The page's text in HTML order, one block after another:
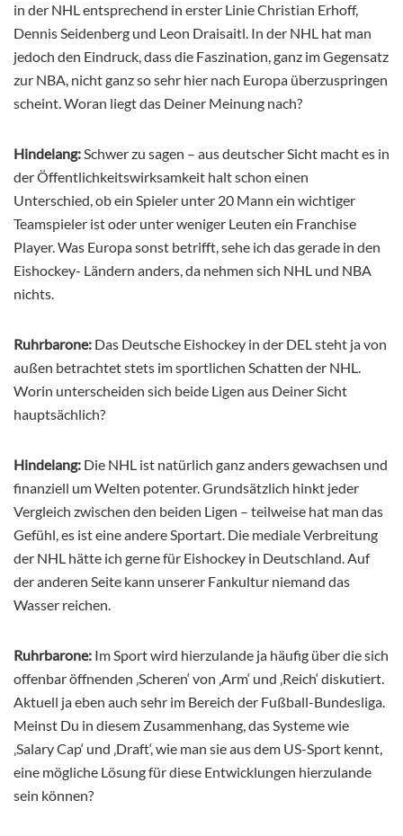
in der NHL entsprechend in erster Linie Christian Erhoff,
Dennis Seidenberg und Leon Draisaitl. In der NHL hat man
jedoch den Eindruck, dass die Faszination, ganz im Gegensatz
zur NBA, nicht ganz so sehr hier nach Europa überzuspringen
scheint. Woran liegt das Deiner Meinung nach?
Hindelang:Schwer zu sagen – aus deutscher Sicht macht es in
der Öffentlichkeitswirksamkeit halt schon einen
Unterschied, ob ein Spieler unter 20 Mann ein wichtiger
Teamspieler ist oder unter weniger Leuten ein Franchise
Player. Was Europa sonst betrifft, sehe ich das gerade in den
Eishockey- Ländern anders, da nehmen sich NHL und NBA
nichts.
Ruhrbarone: Das Deutsche Eishockey in der DEL steht ja von
außen betrachtet stets im sportlichen Schatten der NHL.
Worin unterscheiden sich beide Ligen aus Deiner Sicht
hauptsächlich?
Hindelang: Die NHL ist natürlich ganz anders gewachsen und
finanziell um Welten potenter. Grundsätzlich hinkt jeder
Vergleich zwischen den beiden Ligen – teilweise hat man das
Gefühl, es ist eine andere Sportart. Die mediale Verbreitung
der NHL hätte ich gerne für Eishockey in Deutschland. Auf
der anderen Seite kann unserer Fankultur niemand das
Wasser reichen.
Ruhrbarone: Im Sport wird hierzulande ja häufig über die sich
offenbar öffnenden ‚Scheren‘ von ‚Arm‘ und ‚Reich‘ diskutiert.
Aktuell ja eben auch sehr im Bereich der Fußball-Bundesliga.
Meinst Du in diesem Zusammenhang, das Systeme wie
‚Salary Cap‘ und ‚Draft‘, wie man sie aus dem US-Sport kennt,
eine mögliche Lösung für diese Entwicklungen hierzulande
sein können?